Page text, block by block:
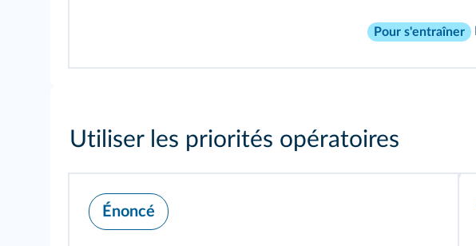
Pour s'entraîner
Utiliser les priorités opératoires
Énoncé